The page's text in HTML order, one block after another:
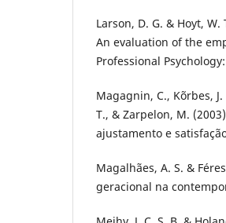
Larson, D. G. & Hoyt,
An evaluation of the
Professional
Magagnin, C., Kõrbes,
T., & Zarpelon, M.
ajustamento e
Magalhães, A. S. &
geracional na